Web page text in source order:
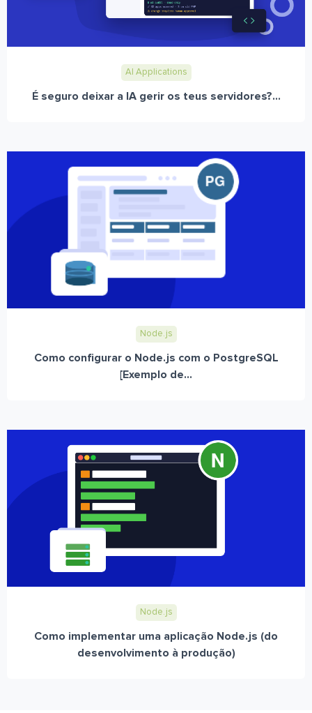
AI Applications
É seguro deixar a IA gerir os teus servidores?...
Node.js
Como configurar o Node.js com o PostgreSQL
[Exemplo de...
Node.js
Como implementar uma aplicação Node.js (do
desenvolvimento à produção)